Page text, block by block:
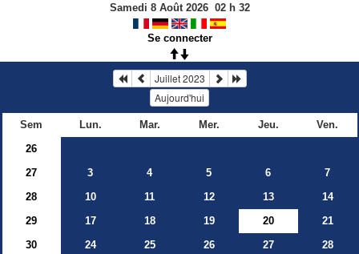
Samedi 8 Août 2026 02h 32
Se connecter
Juillet 2023
Aujourd'hui
Sem Lun. Mar. Mer. Jeu.
Ven.
26
27
3 4 5 6
7
28
10 11 12 13
14
29
17 18 19 20
21
30
24 25 26 27
28